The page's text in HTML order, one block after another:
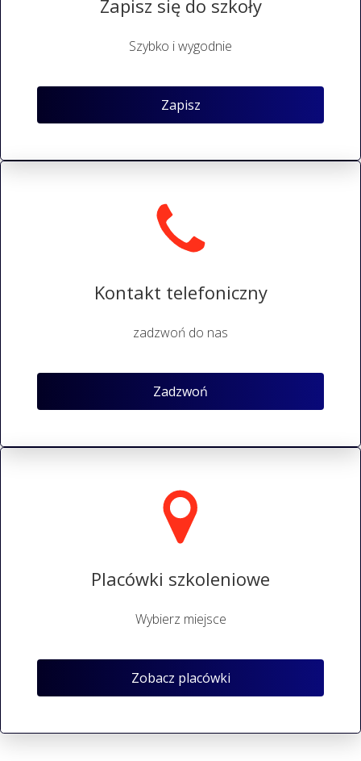
Zapisz się do szkoły
Szybko i wygodnie
Zapisz
Kontakt telefoniczny
zadzwoń do nas
Zadzwoń
Placówki szkoleniowe
Wybierz miejsce
Zobacz placówki